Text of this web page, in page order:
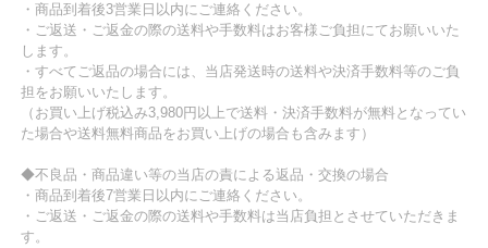
・商品到着後3営業日以内にご連絡ください。
・ご返送・ご返金の際の送料や手数料はお客様ご負担にてお願いいた
します。
・すべてご返品の場合には、当店発送時の送料や決済手数料等のご負
担をお願いいたします。
（お買い上げ税込み3,980円以上で送料・決済手数料が無料となってい
た場合や送料無料商品をお買い上げの場合も含みます）
◆不良品・商品違い等の当店の責による返品・交換の場合
・商品到着後7営業日以内にご連絡ください。
・ご返送・ご返金の際の送料や手数料は当店負担とさせていただきま
す。